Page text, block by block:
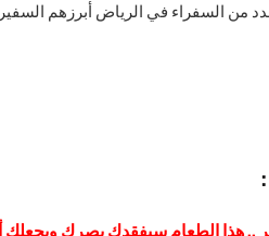
من السفراء في الرياض أبرزهم
.. هذا الطعام سيفقدك بصرك